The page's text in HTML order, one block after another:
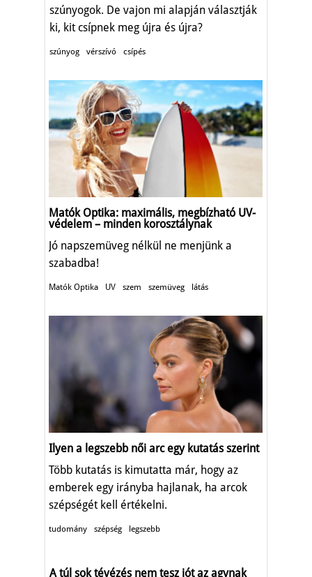
szúnyogok. De vajon mi alapján választják
ki, kit csípnek meg újra és újra?
szúnyog vérszívó csípés
Matók Optika: maximális, megbízható UV-
védelem – minden korosztálynak
Jó napszemüveg nélkül ne menjünk a
szabadba!
Matók Optika UV szem szemüveg látás
Ilyen a legszebb női arc egy kutatás szerint
Több kutatás is kimutatta már, hogy az
emberek egy irányba hajlanak, ha arcok
szépségét kell értékelni.
tudomány szépség legszebb
A túl sok tévézés nem tesz jót az agynak